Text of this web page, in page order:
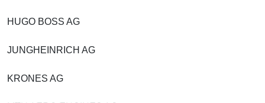
HUGO BOSS AG
JUNGHEINRICH AG
KRONES AG